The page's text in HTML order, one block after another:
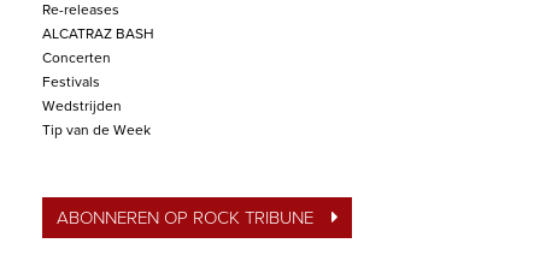
Re-releases
ALCATRAZ BASH
Concerten
Festivals
Wedstrijden
Tip van de Week
ABONNEREN OP ROCK TRIBUNE